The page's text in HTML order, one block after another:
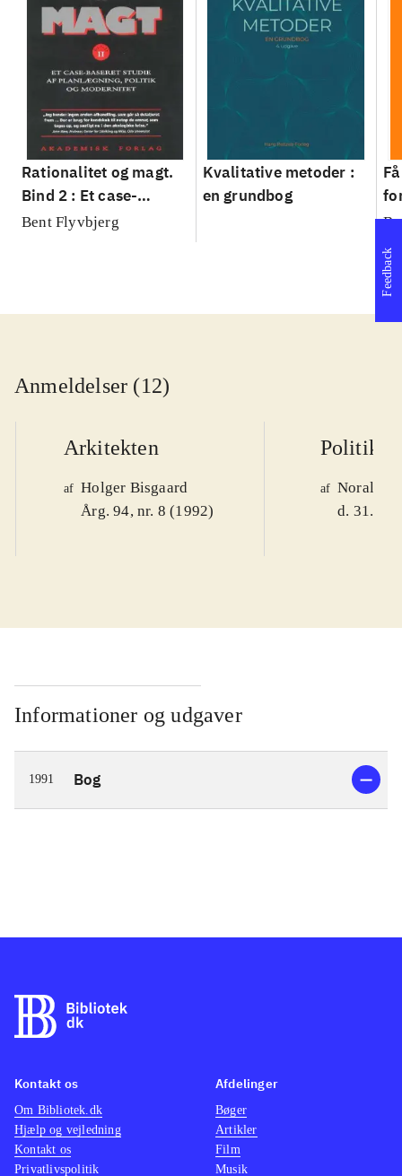
Rationalitet og magt.
Bind 2 : Et case-
baseret studie af
Bent Flyvbjerg
Kvalitative metoder :
en grundbog
Anmeldelser (12)
Arkitekten
af Holger Bisgaard
Årg. 94, nr. 8 (1992)
Politiken
af Noralv
d. 31.
Informationer og udgaver
1991 Bog
Feedback
Kontakt os
Om Bibliotek.dk
Hjælp og vejledning
Kontakt os
Privatlivspolitik
Afdelinger
Bøger
Artikler
Film
Musik